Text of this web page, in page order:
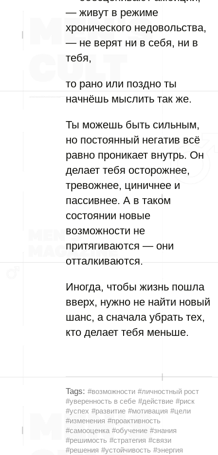
— живут в режиме
хронического недовольства,
— не верят ни в себя, ни в
тебя,
то рано или поздно ты
начнёшь мыслить так же.
Ты можешь быть сильным,
но постоянный негатив всё
равно проникает внутрь. Он
делает тебя осторожнее,
тревожнее, циничнее и
пассивнее. А в таком
состоянии новые
возможности не
притягиваются — они
отталкиваются.
Иногда, чтобы жизнь пошла
вверх, нужно не найти новый
шанс, а сначала убрать тех,
кто делает тебя меньше.
Tags: #возможности #личностный рост
#уверенность в себе #действие #риск
#успех #развитие #мотивация #цели
#изменения #проактивность
#самооценка #обучение #знания
#решимость #стратегия #связи
#решения #устойчивость #энергия